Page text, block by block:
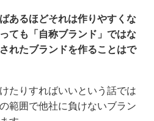
あるほどそれは作りやすくな
ても「自称ブランド」ではな
れたブランドを作ることはで
たりすればいいという話では
範囲で他社に負けないブラン